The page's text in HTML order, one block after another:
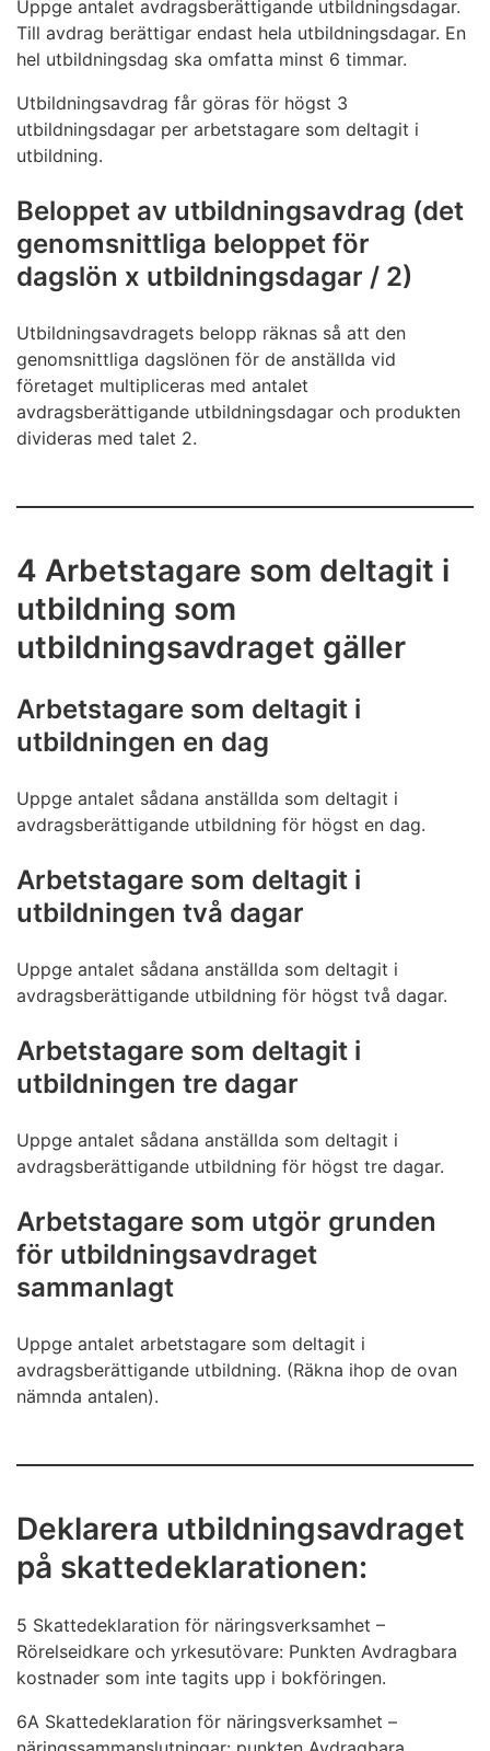
Uppge antalet avdragsberättigande utbildningsdagar.
Till avdrag berättigar endast hela utbildningsdagar. En
hel utbildningsdag ska omfatta minst 6 timmar.
Utbildningsavdrag får göras för högst 3
utbildningsdagar per arbetstagare som deltagit i
utbildning.
Beloppet av utbildningsavdrag (det
genomsnittliga beloppet för
dagslön x utbildningsdagar / 2)
Utbildningsavdragets belopp räknas så att den
genomsnittliga dagslönen för de anställda vid
företaget multipliceras med antalet
avdragsberättigande utbildningsdagar och produkten
divideras med talet 2.
4 Arbetstagare som deltagit i
utbildning som
utbildningsavdraget gäller
Arbetstagare som deltagit i
utbildningen en dag
Uppge antalet sådana anställda som deltagit i
avdragsberättigande utbildning för högst en dag.
Arbetstagare som deltagit i
utbildningen två dagar
Uppge antalet sådana anställda som deltagit i
avdragsberättigande utbildning för högst två dagar.
Arbetstagare som deltagit i
utbildningen tre dagar
Uppge antalet sådana anställda som deltagit i
avdragsberättigande utbildning för högst tre dagar.
Arbetstagare som utgör grunden
för utbildningsavdraget
sammanlagt
Uppge antalet arbetstagare som deltagit i
avdragsberättigande utbildning. (Räkna ihop de ovan
nämnda antalen).
Deklarera utbildningsavdraget
på skattedeklarationen:
5 Skattedeklaration för näringsverksamhet –
Rörelseidkare och yrkesutövare: Punkten Avdragbara
kostnader som inte tagits upp i bokföringen.
6A Skattedeklaration för näringsverksamhet –